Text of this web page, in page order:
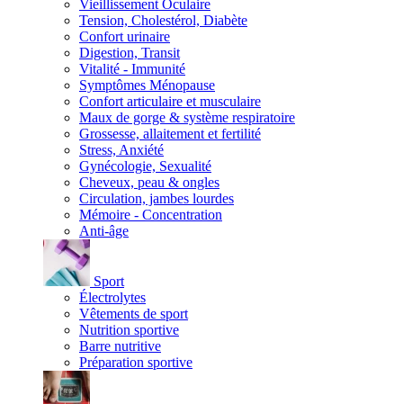
Vieillissement Oculaire
Tension, Cholestérol, Diabète
Confort urinaire
Digestion, Transit
Vitalité - Immunité
Symptômes Ménopause
Confort articulaire et musculaire
Maux de gorge & système respiratoire
Grossesse, allaitement et fertilité
Stress, Anxiété
Gynécologie, Sexualité
Cheveux, peau & ongles
Circulation, jambes lourdes
Mémoire - Concentration
Anti-âge
Sport
Électrolytes
Vêtements de sport
Nutrition sportive
Barre nutritive
Préparation sportive